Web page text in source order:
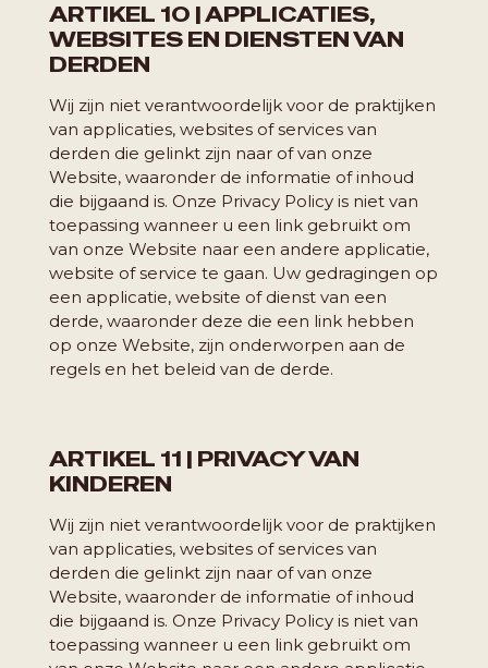
ARTIKEL 10 | APPLICATIES,
WEBSITES EN DIENSTEN VAN
DERDEN
Wij zijn niet verantwoordelijk voor de praktijken
van applicaties, websites of services van
derden die gelinkt zijn naar of van onze
Website, waaronder de informatie of inhoud
die bijgaand is. Onze Privacy Policy is niet van
toepassing wanneer u een link gebruikt om
van onze Website naar een andere applicatie,
website of service te gaan. Uw gedragingen op
een applicatie, website of dienst van een
derde, waaronder deze die een link hebben
op onze Website, zijn onderworpen aan de
regels en het beleid van de derde.
ARTIKEL 11 | PRIVACY VAN
KINDEREN
Wij zijn niet verantwoordelijk voor de praktijken
van applicaties, websites of services van
derden die gelinkt zijn naar of van onze
Website, waaronder de informatie of inhoud
die bijgaand is. Onze Privacy Policy is niet van
toepassing wanneer u een link gebruikt om